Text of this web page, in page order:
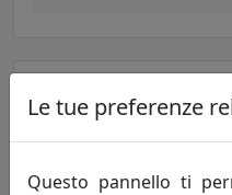
Le tue preferenze
Questo pannello ti